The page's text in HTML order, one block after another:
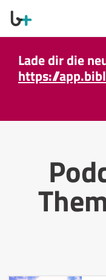
Lade dir die
https://